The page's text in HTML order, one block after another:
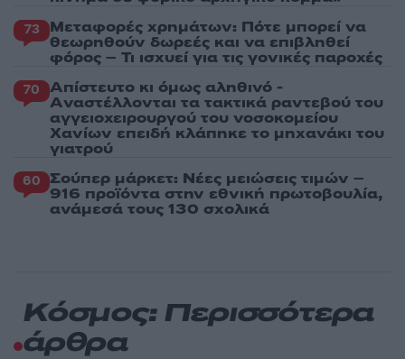
73 Μεταφορές χρημάτων: Πότε μπορεί να
θεωρηθούν δωρεές και να επιβληθεί
φόρος – Τι ισχυεί για τις γονικές παροχές
70 Απίστευτο κι όμως αληθινό -
Aναστέλλονται τα τακτικά ραντεβού του
αγγειοχειρουργού του νοσοκομείου
Χανίων επειδή κλάπηκε το μηχανάκι του
γιατρού
60 Σούπερ μάρκετ: Νέες μειώσεις τιμών –
916 προϊόντα στην εθνική πρωτοβουλία,
ανάμεσά τους 130 σχολικά
Κόσμος: Περισσότερα
άρθρα